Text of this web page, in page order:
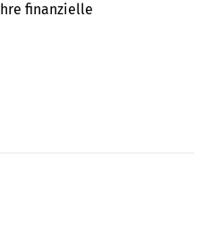
finanzielle